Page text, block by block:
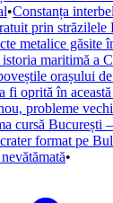
•Constanța
prin străzilele
metalice găsite
maritimă a
orașului
oprită în
probleme
cursă București
format pe
•